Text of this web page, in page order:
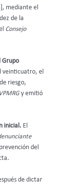
mediante el
de la
Consejo
Grupo
veinticuatro, el
riesgo,
VPMRGy emitió
inicial. El
del
de dictar